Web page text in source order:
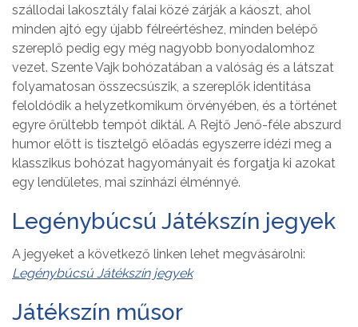
szállodai lakosztály falai közé zárják a káoszt, ahol
minden ajtó egy újabb félreértéshez, minden belépő
szereplő pedig egy még nagyobb bonyodalomhoz
vezet. Szente Vajk bohózatában a valóság és a látszat
folyamatosan összecsúszik, a szereplők identitása
feloldódik a helyzetkomikum örvényében, és a történet
egyre őrültebb tempót diktál. A Rejtő Jenő-féle abszurd
humor előtt is tisztelgő előadás egyszerre idézi meg a
klasszikus bohózat hagyományait és forgatja ki azokat
egy lendületes, mai színházi élménnyé.
Legénybúcsú Játékszín jegyek
A jegyeket a következő linken lehet megvásárolni:
Legénybúcsú Játékszín jegyek
Játékszín műsor